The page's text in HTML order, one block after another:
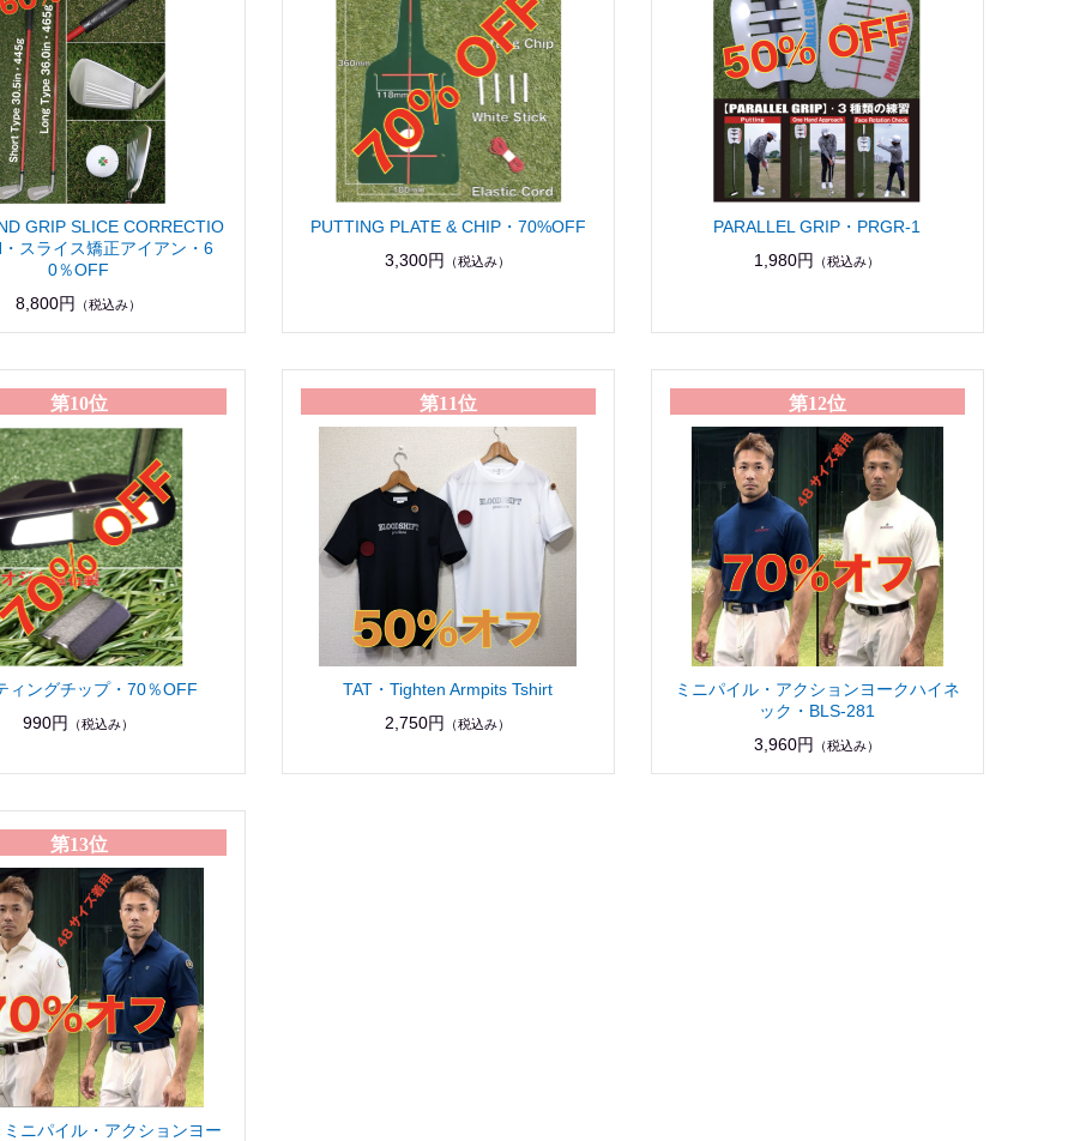
GRIP SLICE CORRECTIO
スライス矯正アイアン・6
0％OFF
8,800円
（税込み）
PUTTING PLATE & CHIP・70%OFF
3,300円
（税込み）
PARALLEL GRIP・PRGR-1
1,980円
（税込み）
第10位
ィングチップ・70％OFF
990円
（税込み）
第11位
TAT・Tighten Armpits Tshirt
2,750円
（税込み）
第12位
ミニパイル・アクションヨークハイネ
ック・BLS-281
3,960円
（税込み）
第13位
ニパイル・アクションヨー